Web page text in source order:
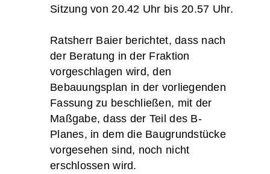
Sitzung von 20.42 Uhr bis 20.57 Uhr.
Ratsherr Baier berichtet, dass nach
der Beratung in der Fraktion
vorgeschlagen wird, den
Bebauungsplan in der vorliegenden
Fassung zu beschließen, mit der
Maßgabe, dass der Teil des B-
Planes, in dem die Baugrundstücke
vorgesehen sind, noch nicht
erschlossen wird.